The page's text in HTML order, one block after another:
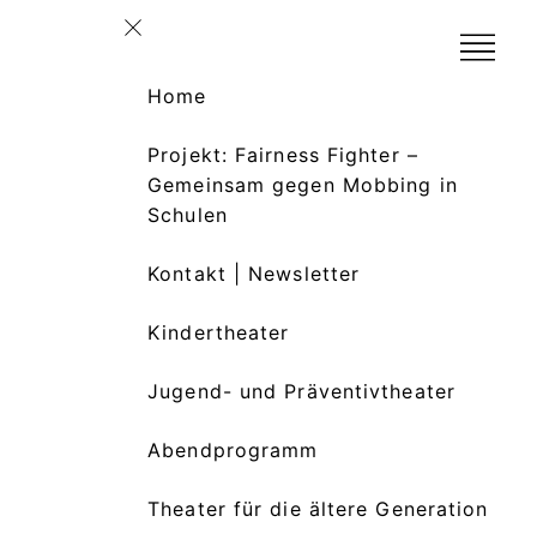
Home
Projekt: Fairness Fighter –
Gemeinsam gegen Mobbing in
Schulen
Kontakt | Newsletter
Kindertheater
Jugend- und Präventivtheater
Abendprogramm
Theater für die ältere Generation